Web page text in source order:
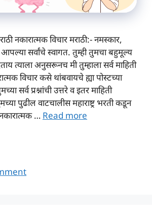
नकारात्मक विचार मराठी:- नमस्कार,
सर्वांचे स्वागत. तुम्ही तुमचा बहुमूल्य
त्याला अनुसरूनच मी तुम्हाला सर्व माहिती
विचार कसे थांबवायचे ह्या पोस्टच्या
सर्व प्रश्नांची उत्तरे व इतर माहिती
पुढील वाटचालीस महाराष्ट्र भरती कडून
… Read more